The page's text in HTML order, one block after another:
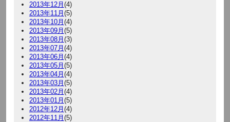
2013年12月 (4)
2013年11月 (5)
2013年10月 (4)
2013年09月 (5)
2013年08月 (3)
2013年07月 (4)
2013年06月 (4)
2013年05月 (5)
2013年04月 (4)
2013年03月 (5)
2013年02月 (4)
2013年01月 (5)
2012年12月 (4)
2012年11月 (5)